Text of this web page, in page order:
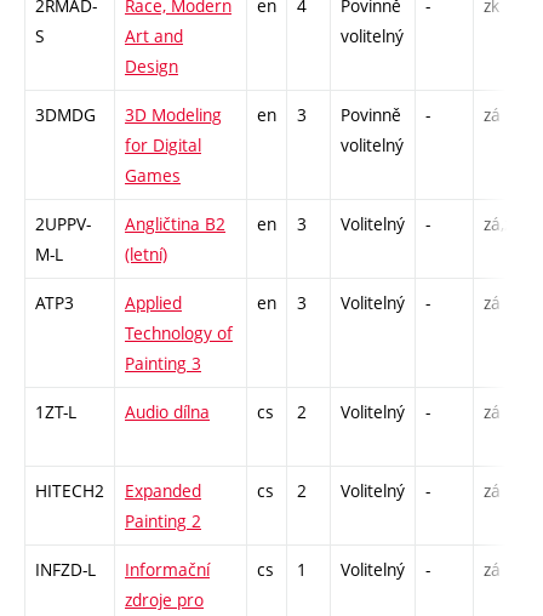
2RMAD-
S
Race, Modern
Art and
Design
en 4
Povinně
volitelný
- zk
3DMDG
3D Modeling
for Digital
Games
en 3
Povinně
volitelný
- zá
2UPPV-
M-L
Angličtina B2
(letní)
en 3 Volitelný - zá,zk
ATP3
Applied
Technology of
Painting 3
en 3 Volitelný - zá
1ZT-L Audio dílna cs 2 Volitelný - zá
HITECH2
Expanded
Painting 2
cs 2 Volitelný - zá
INFZD-L
Informační
zdroje pro
cs 1 Volitelný - zá